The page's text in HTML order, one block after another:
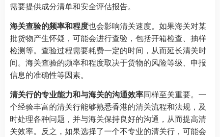
需要提供成分清单和安全评估报告。
海关查验的频率和程度也会影响清关速度。如果海关对某
批货物产生怀疑，可能会进行查验，包括开箱检查、抽样
检测等。查验过程需要耗费一定的时间，从而延长清关时
间。海关查验的频率和程度取决于货物的风险等级、申报
信息的准确性等因素。
清关行的专业能力和与海关的沟通效率同样至关重要。一
个经验丰富的清关行能够熟悉香港的清关流程和法规，及
时处理各种问题，并与海关保持良好的沟通，从而提高清
关效率。反之，如果选择了一个不专业的清关行，可能会